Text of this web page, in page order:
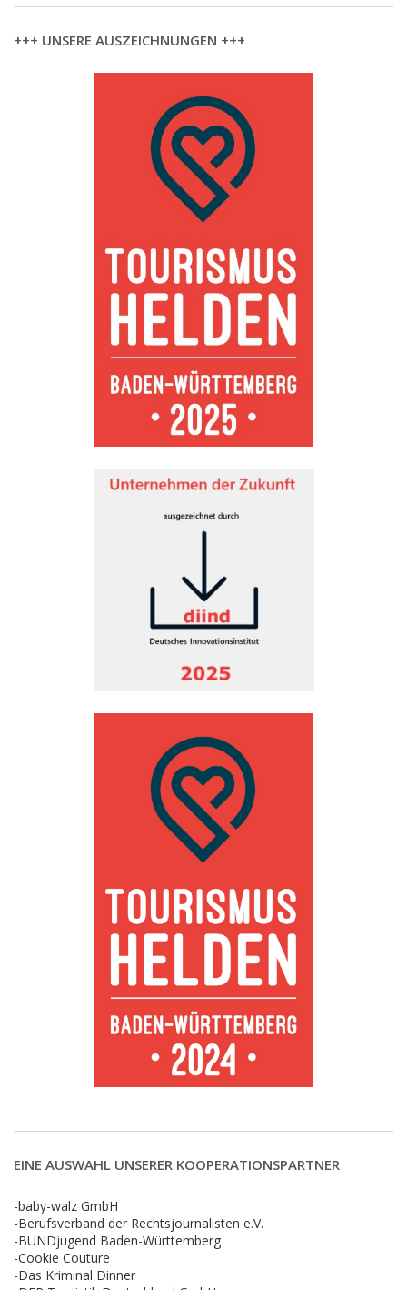
+++ UNSERE AUSZEICHNUNGEN +++
EINE AUSWAHL UNSERER KOOPERATIONSPARTNER
-baby-walz GmbH
-Berufsverband der Rechtsjournalisten e.V.
-BUNDjugend Baden-Württemberg
-Cookie Couture
-Das Kriminal Dinner